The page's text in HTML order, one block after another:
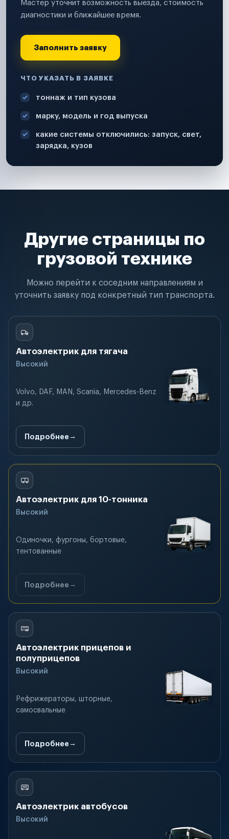
Мастер уточнит возможность выезда, стоимость
диагностики и ближайшее время.
Заполнить заявку
ЧТО УКАЗАТЬ В ЗАЯВКЕ
тоннаж и тип кузова
марку, модель и год выпуска
какие системы отключились: запуск, свет,
зарядка, кузов
Другие страницы по
грузовой технике
Можно перейти к соседним направлениям и
уточнить заявку под конкретный тип транспорта.
Автоэлектрик для тягача
Высокий
Volvo, DAF, MAN, Scania, Mercedes-Benz
и др.
Подробнее
Автоэлектрик для 10-тонника
Высокий
Одиночки, фургоны, бортовые,
тентованные
Подробнее
Автоэлектрик прицепов и
полуприцепов
Высокий
Рефрижераторы, шторные,
самосвальные
Подробнее
Автоэлектрик автобусов
Высокий